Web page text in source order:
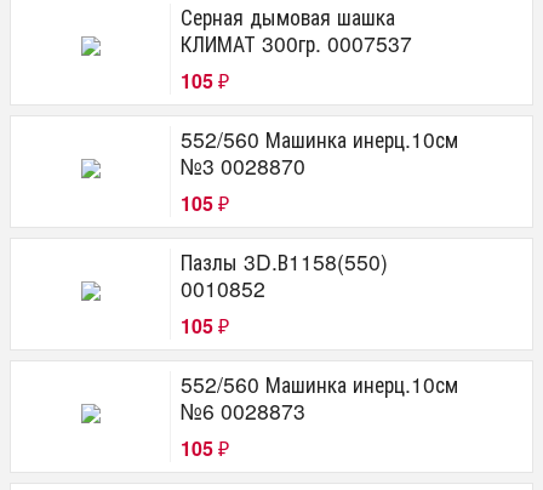
Серная дымовая шашка
КЛИМАТ 300гр. 0007537
105 ₽
552/560 Машинка инерц.10см
№3 0028870
105 ₽
Пазлы 3D.В1158(550)
0010852
105 ₽
552/560 Машинка инерц.10см
№6 0028873
105 ₽